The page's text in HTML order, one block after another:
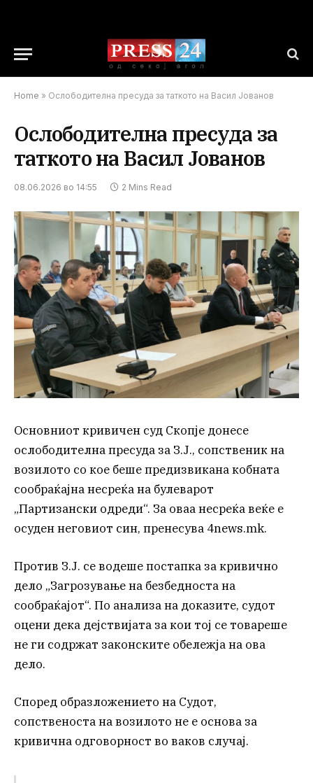
Home » Ослободителна пресуда за таткото на Васил Јованов
Ослободителна пресуда за
таткото на Васил Јованов
08.06.2026 во 14:55 2 Mins Read
Основниот кривичен суд Скопје донесе
ослободителна пресуда за З.Ј., сопственик на
возилото со кое беше предизвикана кобната
сообраќајна несреќа на булеварот
„Партизански одреди“. За оваа несреќа веќе е
осуден неговиот син, пренесува 4news.mk.
Против З.Ј. се водеше постапка за кривично
дело „Загрозување на безбедноста на
сообраќајот“. По анализа на доказите, судот
оцени дека дејствијата за кои тој се товареше
не ги содржат законските обележја на ова
дело.
Според образложението на Судот,
сопственоста на возилото не е основа за
кривична одговорност во ваков случај.